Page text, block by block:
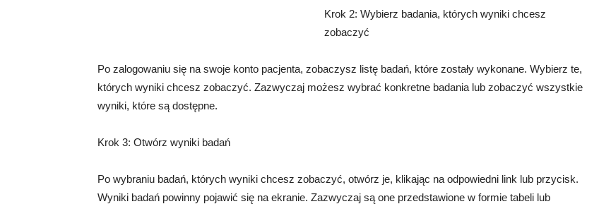
Krok 2: Wybierz badania, których wyniki chcesz
zobaczyć
Po zalogowaniu się na swoje konto pacjenta, zobaczysz listę badań, które zostały wykonane. Wybierz te,
których wyniki chcesz zobaczyć. Zazwyczaj możesz wybrać konkretne badania lub zobaczyć wszystkie
wyniki, które są dostępne.
Krok 3: Otwórz wyniki badań
Po wybraniu badań, których wyniki chcesz zobaczyć, otwórz je, klikając na odpowiedni link lub przycisk.
Wyniki badań powinny pojawić się na ekranie. Zazwyczaj są one przedstawione w formie tabeli lub